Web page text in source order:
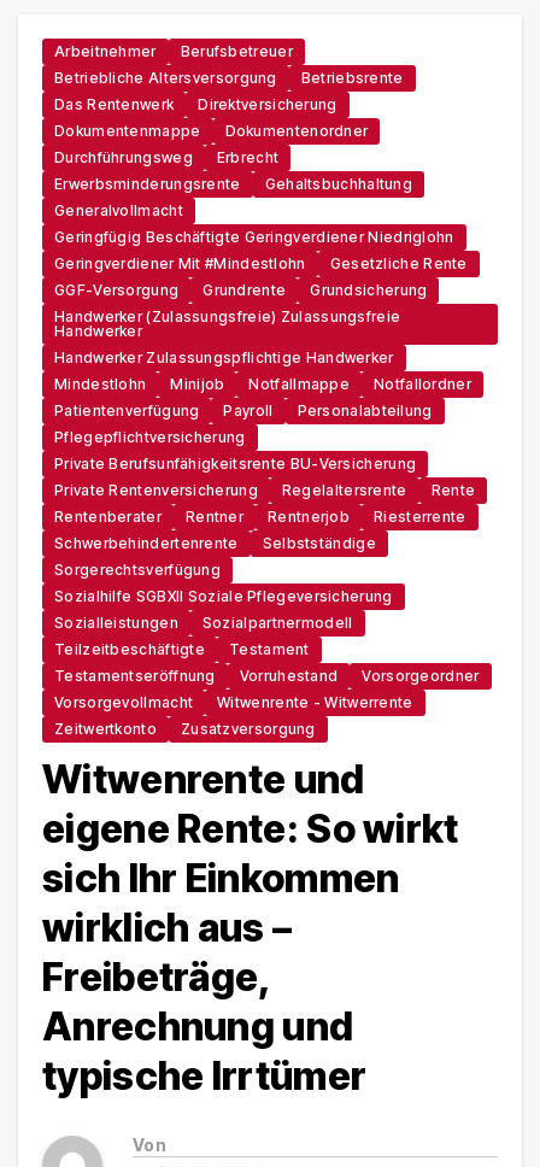
Arbeitnehmer
Berufsbetreuer
Betriebliche Altersversorgung
Betriebsrente
Das Rentenwerk
Direktversicherung
Dokumentenmappe
Dokumentenordner
Durchführungsweg
Erbrecht
Erwerbsminderungsrente
Gehaltsbuchhaltung
Generalvollmacht
Geringfügig Beschäftigte Geringverdiener Niedriglohn
Geringverdiener Mit #Mindestlohn
Gesetzliche Rente
GGF-Versorgung
Grundrente
Grundsicherung
Handwerker (zulassungsfreie) Zulassungsfreie
Handwerker
Handwerker Zulassungspflichtige Handwerker
Mindestlohn
Minijob Notfallmappe
Notfallordner
Patientenverfügung
Payroll
Personalabteilung
Pflegepflichtversicherung
Private Berufsunfähigkeitsrente BU-Versicherung
Private Rentenversicherung
Regelaltersrente
Rente
Rentenberater
Rentner Rentnerjob
Riesterrente
Schwerbehindertenrente
Selbstständige
Sorgerechtsverfügung
Sozialhilfe SGBXII Soziale Pflegeversicherung
Sozialleistungen
Sozialpartnermodell
Teilzeitbeschäftigte
Testament
Testamentseröffnung
Vorruhestand
Vorsorgeordner
Vorsorgevollmacht
Witwenrente - Witwerrente
Zeitwertkonto
Zusatzversorgung
Witwenrente und
eigene Rente: So wirkt
sich Ihr Einkommen
wirklich aus –
Freibeträge,
Anrechnung und
typische Irrtümer
Von